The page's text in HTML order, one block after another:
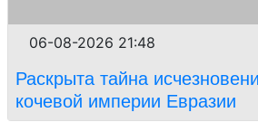
06-08-2026 21:48
Раскрыта тайна
кочевой империи Евразии